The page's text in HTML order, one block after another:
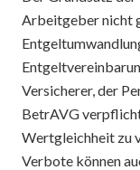
Arbeitgeber nicht
Versicherer, der
BetrAVG
Wertgleichheit zu
Verbote können